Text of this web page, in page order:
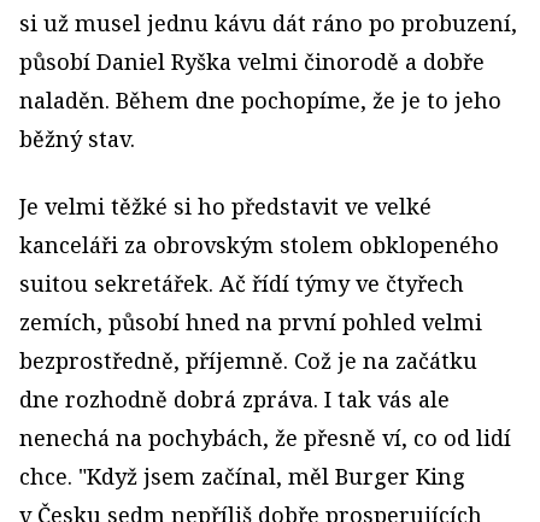
si už musel jednu kávu dát ráno po probuzení,
působí Daniel Ryška velmi činorodě a dobře
naladěn. Během dne pochopíme, že je to jeho
běžný stav.
Je velmi těžké si ho představit ve velké
kanceláři za obrovským stolem obklopeného
suitou sekretářek. Ač řídí týmy ve čtyřech
zemích, působí hned na první pohled velmi
bezprostředně, příjemně. Což je na začátku
dne rozhodně dobrá zpráva. I tak vás ale
nenechá na pochybách, že přesně ví, co od lidí
chce. "Když jsem začínal, měl Burger King
v Česku sedm nepříliš dobře prosperujících